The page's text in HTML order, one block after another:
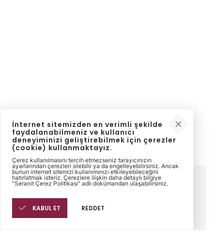
Kurumsal
Seranit
Felsefemiz
İnsan Kaynakları
İletişim
Müşteri
Yasal
İnternet sitemizden en verimli şekilde
faydalanabilmeniz ve kullanıcı
deneyiminizi geliştirebilmek için çerezler
(cookie) kullanmaktayız.
Çerez kullanılmasını tercih etmezseniz tarayıcınızın
ayarlarından çerezleri silebilir ya da engelleyebilirsiniz. Ancak
bunun internet sitemizi kullanımınızı etkileyebileceğini
hatırlatmak isteriz. Çerezlere ilişkin daha detaylı bilgiye
"Seranit Çerez Politikası" adlı dokümandan ulaşabilirsiniz.
KABUL ET REDDET